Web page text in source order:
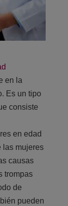
en la
Es un tipo
consiste
en edad
las mujeres
causas
trompas
de
pueden